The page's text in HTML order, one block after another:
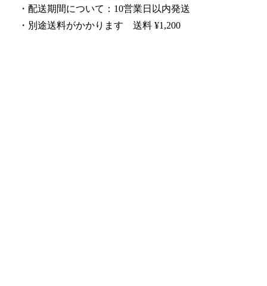
・配送期間について：10営業日以内発送
・別途送料がかかります 送料 ¥1,200